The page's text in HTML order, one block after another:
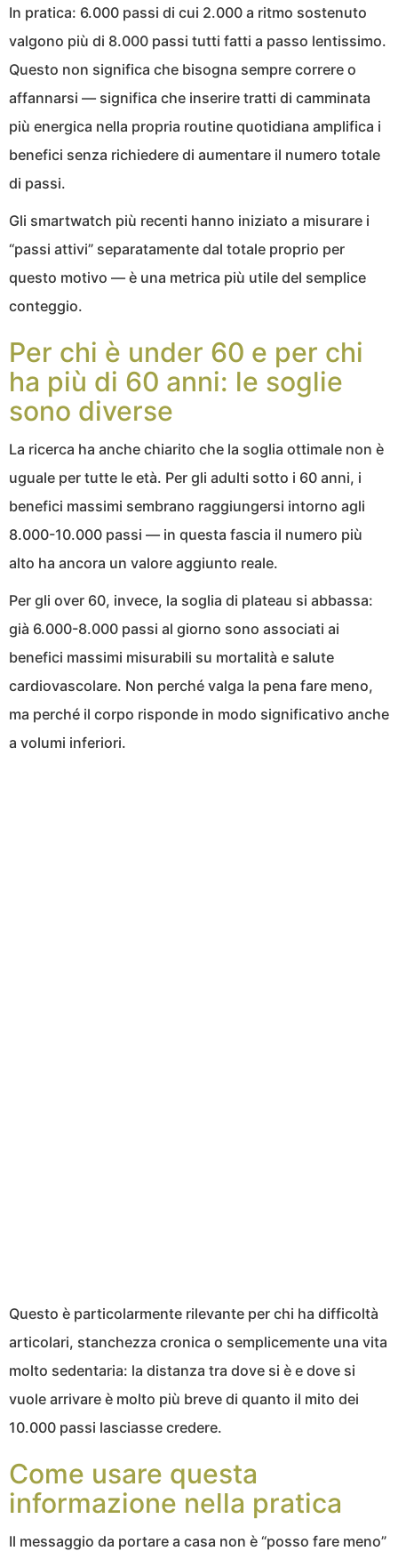
In pratica: 6.000 passi di cui 2.000 a ritmo sostenuto
valgono più di 8.000 passi tutti fatti a passo lentissimo.
Questo non significa che bisogna sempre correre o
affannarsi — significa che inserire tratti di camminata
più energica nella propria routine quotidiana amplifica i
benefici senza richiedere di aumentare il numero totale
di passi.
Gli smartwatch più recenti hanno iniziato a misurare i
“passi attivi” separatamente dal totale proprio per
questo motivo — è una metrica più utile del semplice
conteggio.
Per chi è under 60 e per chi
ha più di 60 anni: le soglie
sono diverse
La ricerca ha anche chiarito che la soglia ottimale non è
uguale per tutte le età. Per gli adulti sotto i 60 anni, i
benefici massimi sembrano raggiungersi intorno agli
8.000-10.000 passi — in questa fascia il numero più
alto ha ancora un valore aggiunto reale.
Per gli over 60, invece, la soglia di plateau si abbassa:
già 6.000-8.000 passi al giorno sono associati ai
benefici massimi misurabili su mortalità e salute
cardiovascolare. Non perché valga la pena fare meno,
ma perché il corpo risponde in modo significativo anche
a volumi inferiori.
Questo è particolarmente rilevante per chi ha difficoltà
articolari, stanchezza cronica o semplicemente una vita
molto sedentaria: la distanza tra dove si è e dove si
vuole arrivare è molto più breve di quanto il mito dei
10.000 passi lasciasse credere.
Come usare questa
informazione nella pratica
Il messaggio da portare a casa non è “posso fare meno”